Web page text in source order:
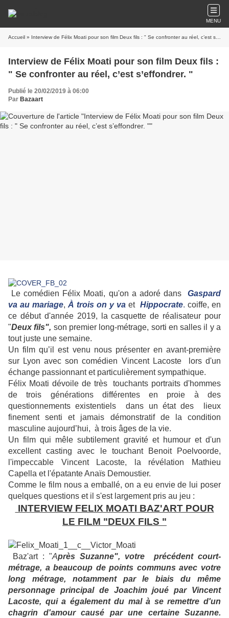
MENU
Accueil » Interview de Félix Moati pour son film Deux fils : " Se confronter au réel, c’est s’effondrer. "
Interview de Félix Moati pour son film Deux fils :
" Se confronter au réel, c’est s’effondrer. "
Publié le 20/02/2019 à 06:00
Par Bazaart
Le comédien Félix Moati, qu'on a adoré dans Gaspard
va au mariage, À trois on y va et Hippocrate. coiffe, en
ce début d'année 2019, la casquette de réalisateur pour
"Deux fils", son premier long-métrage, sorti en salles il y a
tout juste une semaine.
Un film qu’il est venu nous présenter en avant-première
sur Lyon avec son comédien Vincent Lacoste lors d'un
échange passionnant et particulièrement sympathique.
Félix Moati dévoile de très touchants portraits d'hommes
de trois générations différentes en proie à des
questionnements existentiels dans un état des lieux
finement senti et jamais démonstratif de la condition
masculine aujourd’hui, à trois âges de la vie.
Un film qui mêle subtilement gravité et humour et d'un
excellent casting avec le touchant Benoit Poelvoorde,
l'impeccable Vincent Lacoste, la révélation Mathieu
Capella et l'épatante Anaïs Demoustier.
Comme le film nous a emballé, on a eu envie de lui poser
quelques questions et il s'est largement pris au jeu :
INTERVIEW FELIX MOATI BAZ'ART POUR
LE FILM "DEUX FILS "
Baz'art : "Après Suzanne", votre précédent court-
métrage, a beaucoup de points communs avec votre
long métrage, notamment par le biais du même
personnage principal de Joachim joué par Vincent
Lacoste, qui a également du mal à se remettre d'un
chagrin d'amour causé par une certaine Suzanne.